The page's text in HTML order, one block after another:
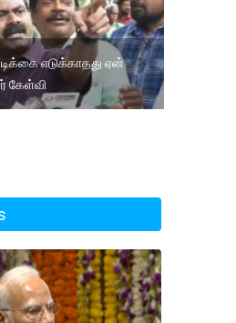
எடுக்காதது ஏன்
கேள்வி